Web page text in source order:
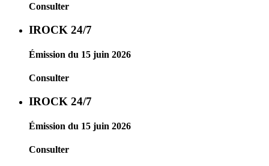
Consulter
IROCK 24/7
Émission du 15 juin 2026
Consulter
IROCK 24/7
Émission du 15 juin 2026
Consulter